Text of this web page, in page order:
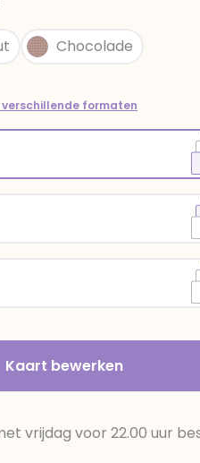
Chocolade
verschillende formaten
Kaart bewerken
vrijdag voor 22.00 uur